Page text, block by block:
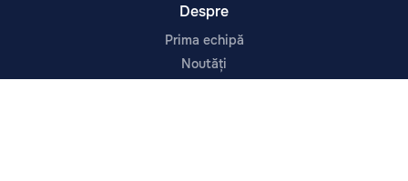
Despre
Prima echipă
Noutăți